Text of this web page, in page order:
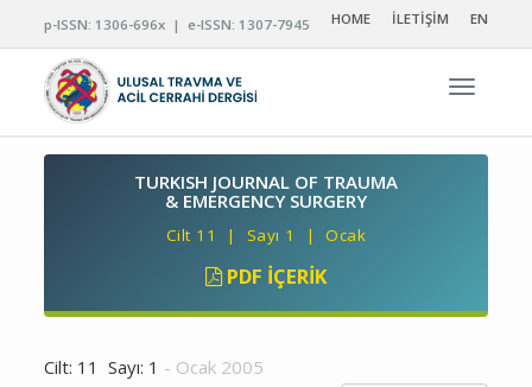
p-ISSN: 1306-696x | e-ISSN: 1307-7945 HOME İLETİŞİM EN
TURKISH JOURNAL OF TRAUMA
& EMERGENCY SURGERY
Cilt 11 | Sayı 1 | Ocak
PDF İÇERIK
Cilt: 11 Sayı: 1 - Ocak 2005